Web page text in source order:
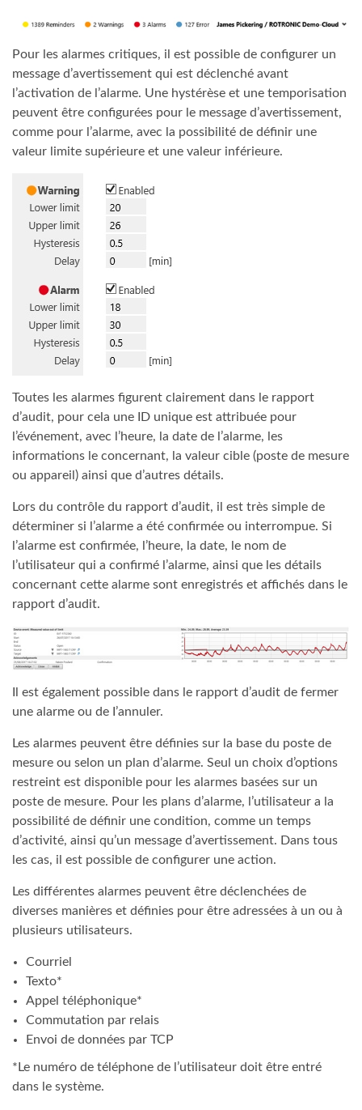
Pour les alarmes critiques, il est possible de configurer un
message d’avertissement qui est déclenché avant
l’activation de l’alarme. Une hystérèse et une temporisation
peuvent être configurées pour le message d’avertissement,
comme pour l’alarme, avec la possibilité de définir une
valeur limite supérieure et une valeur inférieure.
Toutes les alarmes figurent clairement dans le rapport
d’audit, pour cela une ID unique est attribuée pour
l’événement, avec l’heure, la date de l’alarme, les
informations le concernant, la valeur cible (poste de mesure
ou appareil) ainsi que d’autres détails.
Lors du contrôle du rapport d’audit, il est très simple de
déterminer si l’alarme a été confirmée ou interrompue. Si
l’alarme est confirmée, l’heure, la date, le nom de
l’utilisateur qui a confirmé l’alarme, ainsi que les détails
concernant cette alarme sont enregistrés et affichés dans le
rapport d’audit.
Il est également possible dans le rapport d’audit de fermer
une alarme ou de I’annuler.
Les alarmes peuvent être définies sur la base du poste de
mesure ou selon un plan d’alarme. Seul un choix d’options
restreint est disponible pour les alarmes basées sur un
poste de mesure. Pour les plans d’alarme, l’utilisateur a la
possibilité de définir une condition, comme un temps
d’activité, ainsi qu’un message d’avertissement. Dans tous
les cas, il est possible de configurer une action.
Les différentes alarmes peuvent être déclenchées de
diverses manières et définies pour être adressées à un ou à
plusieurs utilisateurs.
Courriel
Texto*
Appel téléphonique*
Commutation par relais
Envoi de données par TCP
*Le numéro de téléphone de l’utilisateur doit être entré
dans le système.